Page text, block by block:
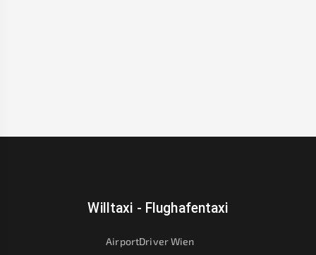
Willtaxi - Flughafentaxi
AirportDriver Wien